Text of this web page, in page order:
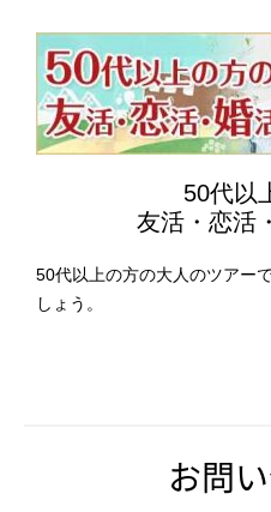
50代以
友活・恋活
50代以上の方の大人のツアー
しょう。
お問